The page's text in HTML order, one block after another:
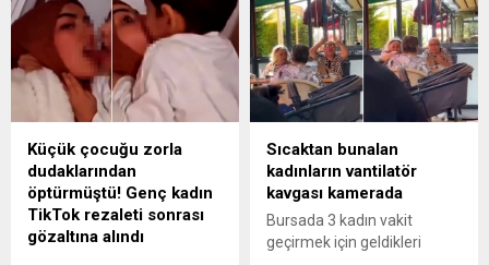
duygularını fark edebilecek
öldürüldü. İran asıllı doktor,
ofisini kapattıktan bir saat
sonra saldırıya uğradı. Polis,
saldırganın kimliğini
belirlemeye çalışıyor ve
olayın nedenini henüz
açıklayamadı. Mirshojae,
ünlüler, sporcular ve
toplumun farklı
kesimlerinden gelen
hastalara hizmet veren
saygın bir hekimdi. Ayrıca
Küçük çocuğu zorla
dudaklarından
öptürmüştü! Genç kadın
TikTok rezaleti sonrası
gözaltına alındı
Sıcaktan bunalan
kadınların vantilatör
kavgası kamerada
Bursada 3 kadın vakit
geçirmek için geldikleri